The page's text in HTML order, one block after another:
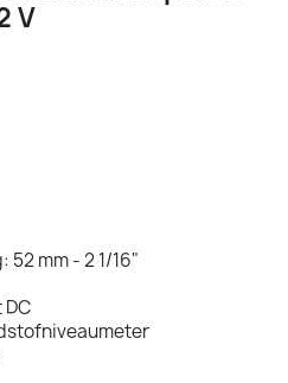
V
mm - 2 1/16"